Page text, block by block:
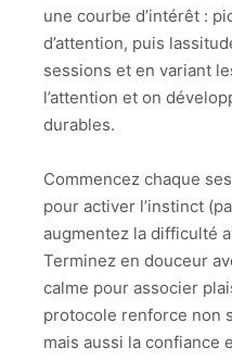
une courbe d’intérêt :
d’attention, puis
sessions et en variant
l’attention et on
durables.
Commencez chaque
pour activer l’instinct
augmentez la difficulté
Terminez en douceur
calme pour associer
protocole renforce non
mais aussi la confiance